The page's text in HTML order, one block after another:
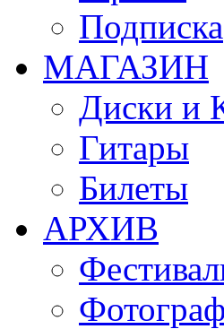
Подписка
МАГАЗИН
Диски и
Гитары
Билеты
АРХИВ